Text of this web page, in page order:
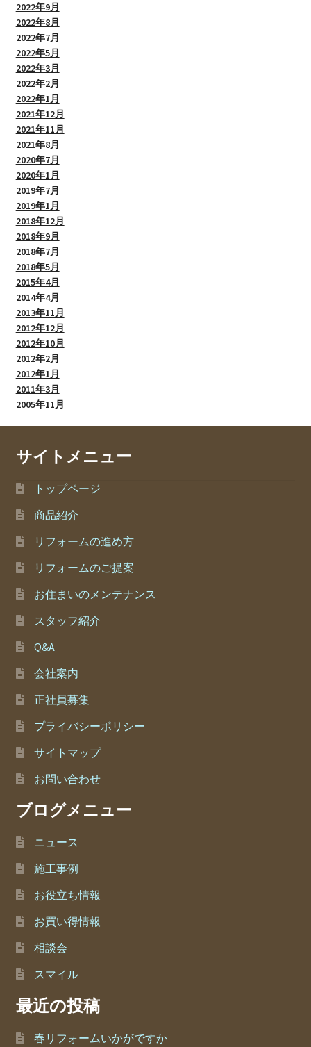
2022年9月
2022年8月
2022年7月
2022年5月
2022年3月
2022年2月
2022年1月
2021年12月
2021年11月
2021年8月
2020年7月
2020年1月
2019年7月
2019年1月
2018年12月
2018年9月
2018年7月
2018年5月
2015年4月
2014年4月
2013年11月
2012年12月
2012年10月
2012年2月
2012年1月
2011年3月
2005年11月
サイトメニュー
トップページ
商品紹介
リフォームの進め方
リフォームのご提案
お住まいのメンテナンス
スタッフ紹介
Q&A
会社案内
正社員募集
プライバシーポリシー
サイトマップ
お問い合わせ
ブログメニュー
ニュース
施工事例
お役立ち情報
お買い得情報
相談会
スマイル
最近の投稿
春リフォームいかがですか